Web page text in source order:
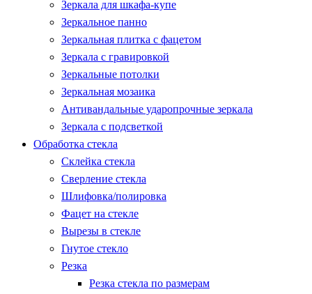
Зеркала для шкафа-купе
Зеркальное панно
Зеркальная плитка с фацетом
Зеркала с гравировкой
Зеркальные потолки
Зеркальная мозаика
Антивандальные ударопрочные зеркала
Зеркала с подсветкой
Обработка стекла
Склейка стекла
Сверление стекла
Шлифовка/полировка
Фацет на стекле
Вырезы в стекле
Гнутое стекло
Резка
Резка стекла по размерам